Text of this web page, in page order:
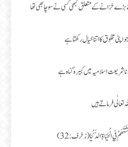
بڑے خزانے کے متعلق کبھی کسی نے سوچا بھی تھا
مخلوق کا اتنا خیال رکھتا ہے
شریعت اسلامیہ میں کبیرہ گناہ ہے
تعالٰی فرماتے ہیں
فِي الْحَيَاةِ الدُّنْيَا (زخرف :32)